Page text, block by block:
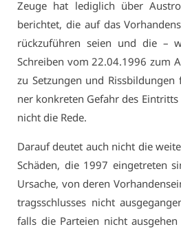
Zeu­ge hat le­dig­lich über
be­rich­tet, die auf das
rück­zu­füh­ren sei­en und die –
Schrei­ben vom 22.04.1996 zum
zu Set­zun­gen und
ner kon­kre­ten Ge­fahr des
nicht die Re­de.
Dar­auf deu­tet auch nicht die
Schä­den, die 1997 ein­ge­tre­ten
Ur­sa­che, von de­ren
trags­schlus­ses nicht
falls die Par­tei­en nicht aus­ge­hen